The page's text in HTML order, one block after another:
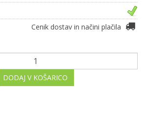
Cenik dostav in načini plačila
DODAJ V KOŠARICO